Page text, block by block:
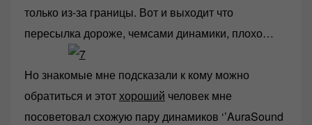
только из-за границы. Вот и выходит что
пересылка дороже, чемсами динамики, плохо…
Но знакомые мне подсказали к кому можно
обратиться и этотхороший человек мне
посоветовал схожую пару динамиков ‘’AuraSound